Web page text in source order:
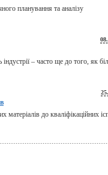
планування та аналізу
– часто ще до того, як
до кваліфікаційних